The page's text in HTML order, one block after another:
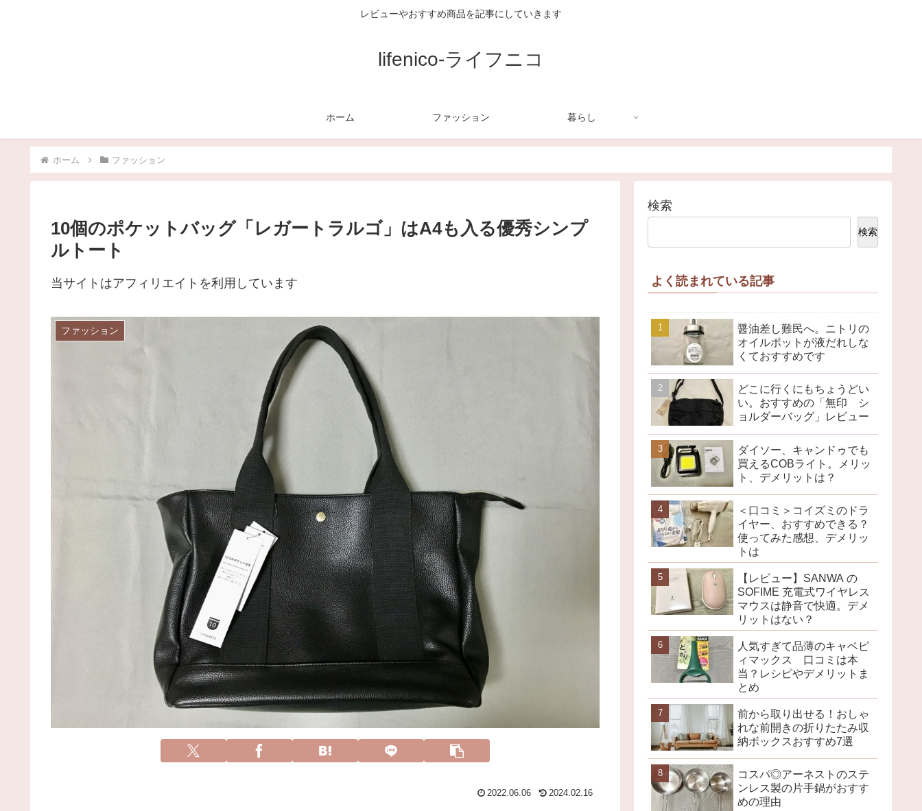
レビューやおすすめ商品を記事にしていきます
lifenico-ライフニコ
ホーム ファッション 暮らし
ホーム ファッション
10個のポケットバッグ「レガートラルゴ」はA4も入る優秀シンプ
ルトート
当サイトはアフィリエイトを利用しています
ファッション
2022.06.06 2024.02.16
検索
検索
よく読まれている記事
醤油差し難民へ。ニトリの
オイルポットが液だれしな
くておすすめです
どこに行くにもちょうどい
い。おすすめの「無印 シ
ョルダーバッグ」レビュー
ダイソー、キャンドゥでも
買えるCOBライト。メリッ
ト、デメリットは？
＜口コミ＞コイズミのドラ
イヤー、おすすめできる？
使ってみた感想、デメリッ
トは
【レビュー】SANWA の
SOFIME 充電式ワイヤレス
マウスは静音で快適。デメ
リットはない？
人気すぎて品薄のキャベピ
ィマックス 口コミは本
当？レシピやデメリットま
とめ
前から取り出せる！おしゃ
れな前開きの折りたたみ収
納ボックスおすすめ7選
コスパ◎アーネストのステ
ンレス製の片手鍋がおすす
めの理由